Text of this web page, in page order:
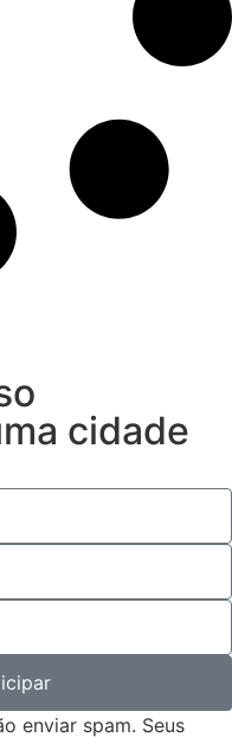
cidade
enviar spam. Seus